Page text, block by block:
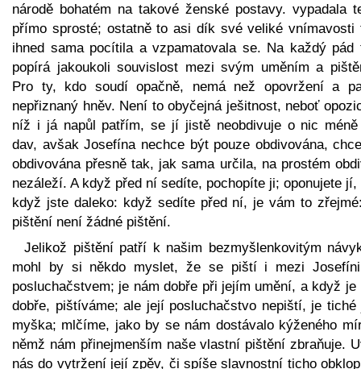
národě bohatém na takové ženské postavy. vypadala
přímo sprosté; ostatně to asi dík své veliké vnímavosti
ihned sama pocítila a vzpamatovala se. Na každý pád
popírá jakoukoli souvislost mezi svým uměním a
Pro ty, kdo soudí opačně, nemá než opovržení a
nepřiznaný hněv. Není to obyčejná ješitnost, neboť
níž i já napůl patřím, se jí jistě neobdivuje o nic méně
dav, avšak Josefína nechce být pouze obdivována,
obdivována přesně tak, jak sama určila, na prostém
nezáleží. A když před ní sedíte, pochopíte ji; oponujete jí,
když jste daleko: když sedíte před ní, je vám to
pištění není žádné pištění.
Jelikož pištění patří k našim bezmyšlenkovitým
mohl by si někdo myslet, že se piští i mezi
posluchačstvem; je nám dobře při jejím umění, a když je
dobře, pištíváme; ale její posluchačstvo nepiští, je tiché
myška; mlčíme, jako by se nám dostávalo kýženého
němž nám přinejmenším naše vlastní pištění zbraňuje.
nás do vytržení její zpěv, či spíše slavnostní ticho